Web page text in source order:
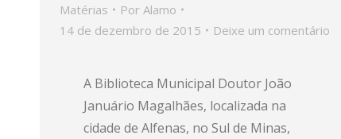
Matérias Por Alamo
14 de dezembro de 2015
Deixe um comentário
A Biblioteca Municipal Doutor João
Januário Magalhães, localizada na
cidade de Alfenas, no Sul de Minas,